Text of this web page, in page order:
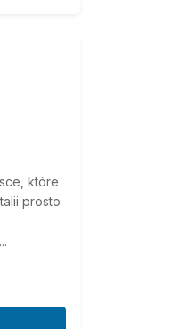
które
prosto